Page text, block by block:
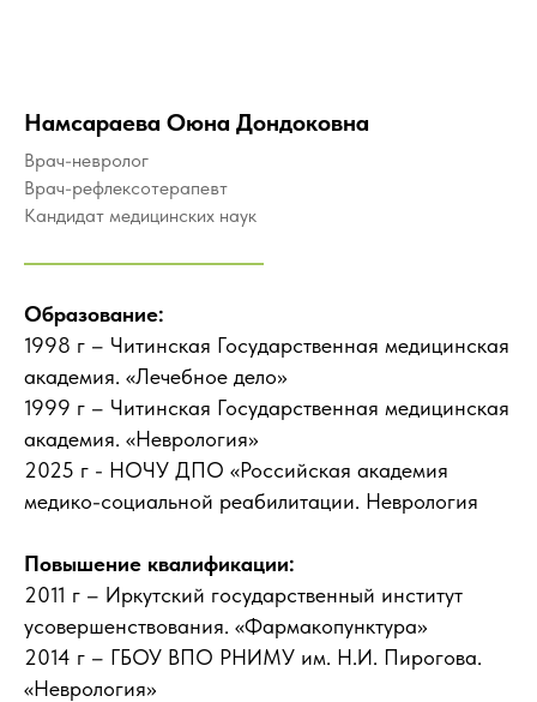
Намсараева Оюна Дондоковна
Врач-невролог
Врач-рефлексотерапевт
Кандидат медицинских наук
Образование:
1998 г – Читинская Государственная медицинская
академия. «Лечебное дело»
1999 г – Читинская Государственная медицинская
академия. «Неврология»
2025 г - НОЧУ ДПО «Российская академия
медико-социальной реабилитации. Неврология
Повышение квалификации:
2011 г – Иркутский государственный институт
усовершенствования. «Фармакопунктура»
2014 г – ГБОУ ВПО РНИМУ им. Н.И. Пирогова.
«Неврология»